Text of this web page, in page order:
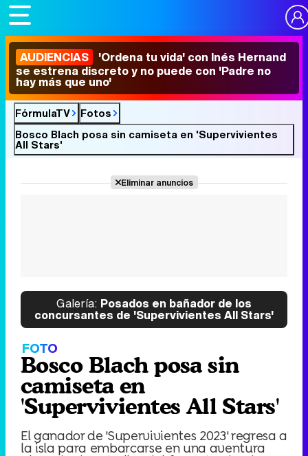
AUDIENCIAS 'Ordena tu vida' con Inés Hernand
se estrena discreto y no puede con 'Padre no
hay más que uno'
FórmulaTV
Fotos
Bosco Blach posa sin camiseta en 'Supervivientes
All Stars'
Eliminar anuncios
Galería: Posados en bañador de los
concursantes de 'Supervivientes All Stars'
FOTO
Bosco Blach posa sin
camiseta en
'Supervivientes All Stars'
El ganador de 'Supervivientes 2023' regresa a
la isla para embarcarse en una aventura